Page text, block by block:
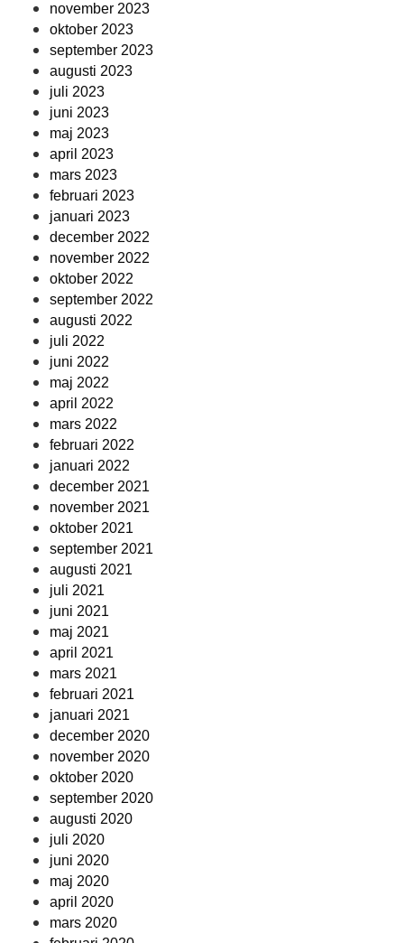
november 2023
oktober 2023
september 2023
augusti 2023
juli 2023
juni 2023
maj 2023
april 2023
mars 2023
februari 2023
januari 2023
december 2022
november 2022
oktober 2022
september 2022
augusti 2022
juli 2022
juni 2022
maj 2022
april 2022
mars 2022
februari 2022
januari 2022
december 2021
november 2021
oktober 2021
september 2021
augusti 2021
juli 2021
juni 2021
maj 2021
april 2021
mars 2021
februari 2021
januari 2021
december 2020
november 2020
oktober 2020
september 2020
augusti 2020
juli 2020
juni 2020
maj 2020
april 2020
mars 2020